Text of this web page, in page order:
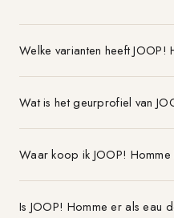
Welke varianten heeft JOOP!
Wat is het geurprofiel van
Waar koop ik JOOP!
Is JOOP! Homme er als eau